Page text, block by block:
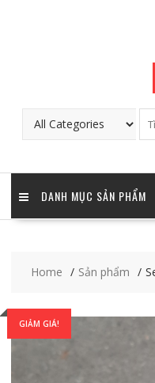
DANH MỤC SẢN PHẨM
Home Sản phẩm
GIẢM GIÁ!